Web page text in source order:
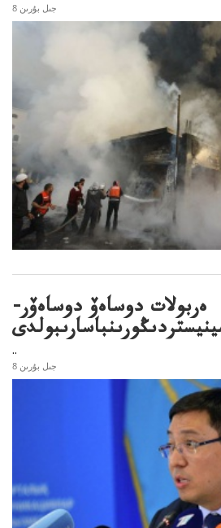
8 جىل بۇرىن
ەربولات دوساەۆ دوساەۆر-
..
8 جىل بۇرىن